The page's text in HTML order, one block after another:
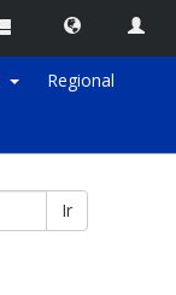
Regional
Ir